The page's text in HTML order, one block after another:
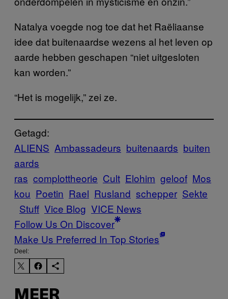
Natalya voegde nog toe dat het Raëliaanse
idee dat buitenaardse wezens al het leven op
aarde hebben geschapen “niet uitgesloten
kan worden.”
“Het is mogelijk,” zei ze.
Getagd:
ALIENS Ambassadeurs buitenaards buiten
aards
ras complottheorie Cult Elohim geloof Mos
kou Poetin Rael Rusland schepper Sekte
Stuff Vice Blog VICE News
Follow Us On Discover
Make Us Preferred In Top Stories
Deel:
MEER